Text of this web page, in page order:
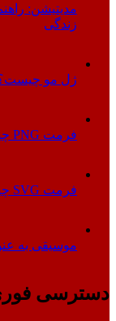
مدیتیشن:
زندگی
ژل مو
فرمت PNG چیست؟
فرمت SVG چیست؟
موسیقی به
دسترسی